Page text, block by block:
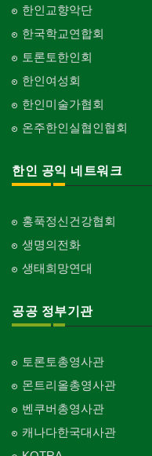
한인교향악단
한국학교연합회
토론토한인회
한인여성회
한인미술가협회
온주한인실협인협회
한인 공익 네트워크
홍푹정신건강협회
생명의전화
생태희망연대
공공 정부기관
토론토총영사관
몬트리올총영사관
벤쿠버총영사관
캐나다한국대사관